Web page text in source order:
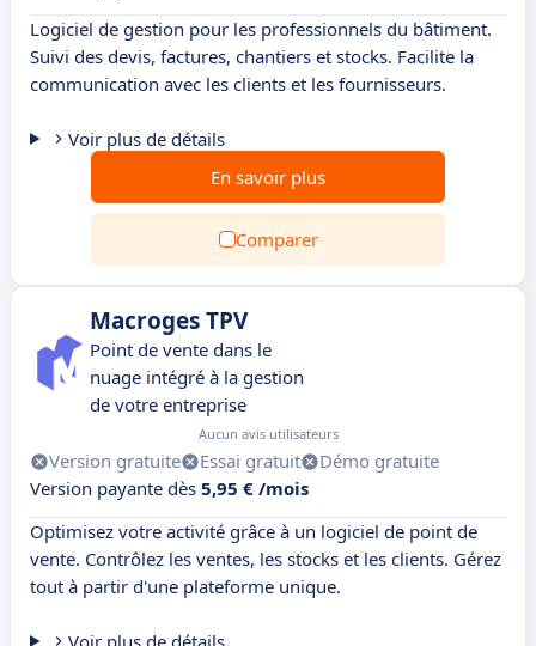
Logiciel de gestion pour les professionnels du bâtiment.
Suivi des devis, factures, chantiers et stocks. Facilite la
communication avec les clients et les fournisseurs.
Voir plus de détails
En savoir plus
Comparer
Macroges TPV
Point de vente dans le
nuage intégré à la gestion
de votre entreprise
Aucun avis utilisateurs
Version gratuite Essai gratuit
Démo gratuite
Version payante dès 5,95 € /mois
Optimisez votre activité grâce à un logiciel de point de
vente. Contrôlez les ventes, les stocks et les clients. Gérez
tout à partir d'une plateforme unique.
Voir plus de détails